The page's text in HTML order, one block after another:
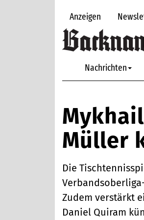
Anzeigen
Nachrichten
Müller
Die
Zudem verstärkt
Daniel Quiram